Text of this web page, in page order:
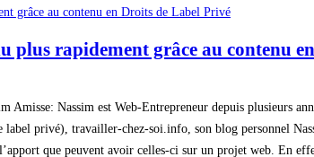
plus rapidement grâce au contenu
Amisse: Nassim est Web-Entrepreneur depuis plusieurs
label privé), travailler-chez-soi.info, son blog personnel
que peuvent avoir celles-ci sur un projet web. En